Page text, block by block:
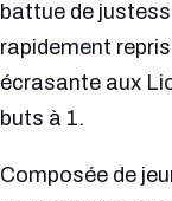
battue de
rapidement
écrasante aux
buts à 1.
Composée de